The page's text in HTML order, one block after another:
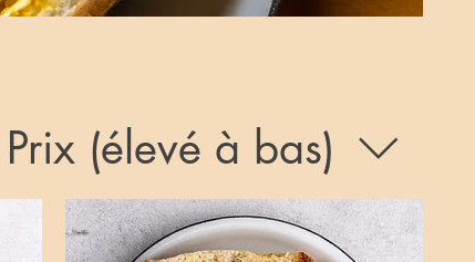
Prix (élevé à bas)